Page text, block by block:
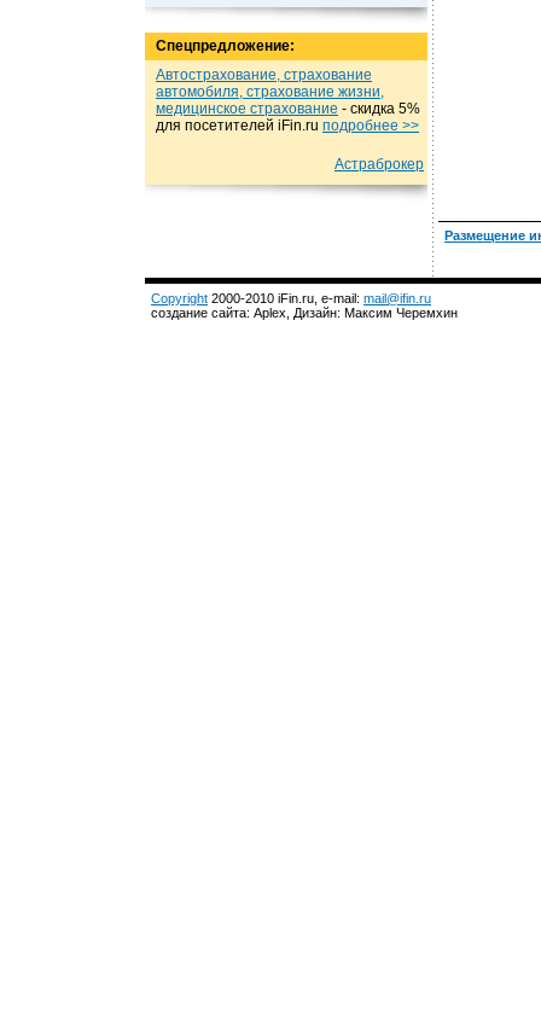
Спецпредложение:
Автострахование, страхование
автомобиля, страхование жизни,
медицинское страхование - cкидка 5%
для посетителей iFin.ru подробнеe >>
Астраброкер
Размещение
Copyright 2000-2010 iFin.ru, e-mail: mail@ifin.ru
создание сайта: Aplex, Дизайн: Максим Черемхин